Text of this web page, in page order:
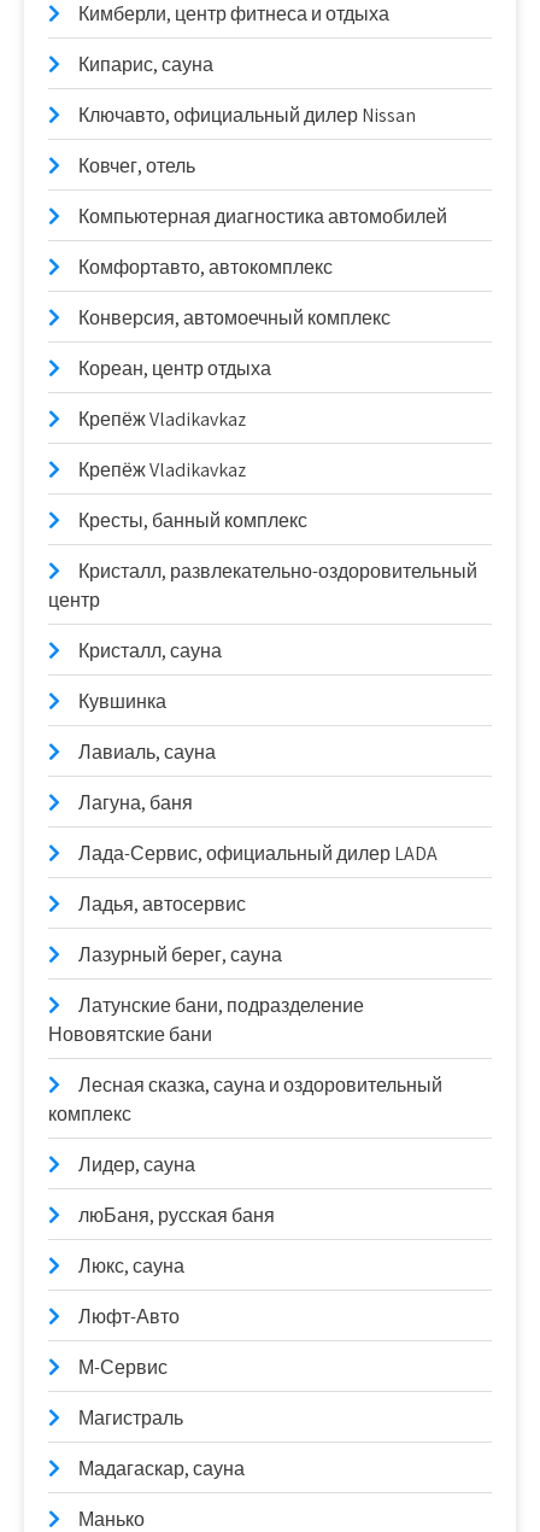
Кимберли, центр фитнеса и отдыха
Кипарис, сауна
Ключавто, официальный дилер Nissan
Ковчег, отель
Компьютерная диагностика автомобилей
Комфортавто, автокомплекс
Конверсия, автомоечный комплекс
Кореан, центр отдыха
Крепёж Vladikavkaz
Крепёж Vladikavkaz
Кресты, банный комплекс
Кристалл, развлекательно-оздоровительный
центр
Кристалл, сауна
Кувшинка
Лавиаль, сауна
Лагуна, баня
Лада-Сервис, официальный дилер LADA
Ладья, автосервис
Лазурный берег, сауна
Латунские бани, подразделение
Нововятские бани
Лесная сказка, сауна и оздоровительный
комплекс
Лидер, сауна
люБаня, русская баня
Люкс, сауна
Люфт-Авто
М-Сервис
Магистраль
Мадагаскар, сауна
Манько